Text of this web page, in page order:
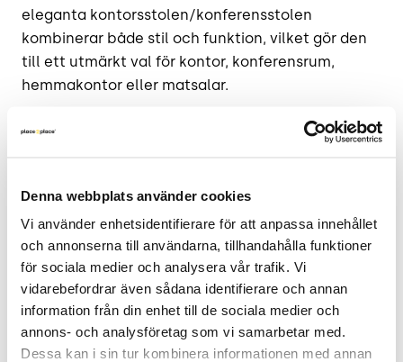
Denna webbplats använder cookies
Vi använder enhetsidentifierare för att anpassa innehållet
och annonserna till användarna, tillhandahålla funktioner
för sociala medier och analysera vår trafik. Vi
vidarebefordrar även sådana identifierare och annan
information från din enhet till de sociala medier och
annons- och analysföretag som vi samarbetar med.
Dessa kan i sin tur kombinera informationen med annan
eleganta kontorsstolen/konferensstolen
kombinerar både stil och funktion, vilket gör den
till ett utmärkt val för kontor, konferensrum,
hemmakontor eller matsalar.
Fritz Hansen Oxford - ergonomisk komfort
gör den lämplig för många olika miljöer. Dess rena
intryck, samtidigt som den erbjuder ergonomisk
komfort för längre sittningar. Oavsett om
kontorsstolen / konferensstolen används i ett
arbetsmöte eller i en matsal, erbjuder den en
sittupplevelse som kombinerar design med
funktion.